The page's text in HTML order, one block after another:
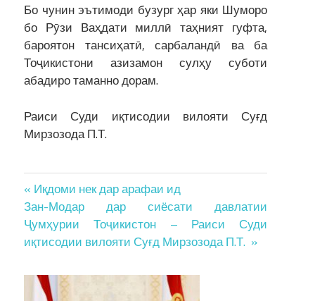
Бо чунин эътимоди бузург ҳар яки Шуморо
бо Рӯзи Ваҳдати миллӣ таҳният гуфта,
бароятон тансиҳатӣ, сарбаландӣ ва ба
Тоҷикистони азизамон сулҳу суботи
абадиро таманно дорам.
Раиси Суди иқтисодии вилояти Суғд
Мирзозода П.Т.
Post
navigation
« Иқдоми нек дар арафаи ид
Зан-Модар дар сиёсати давлатии
Ҷумҳурии Тоҷикистон – Раиси Суди
иқтисодии вилояти Суғд Мирзозода П.Т. »